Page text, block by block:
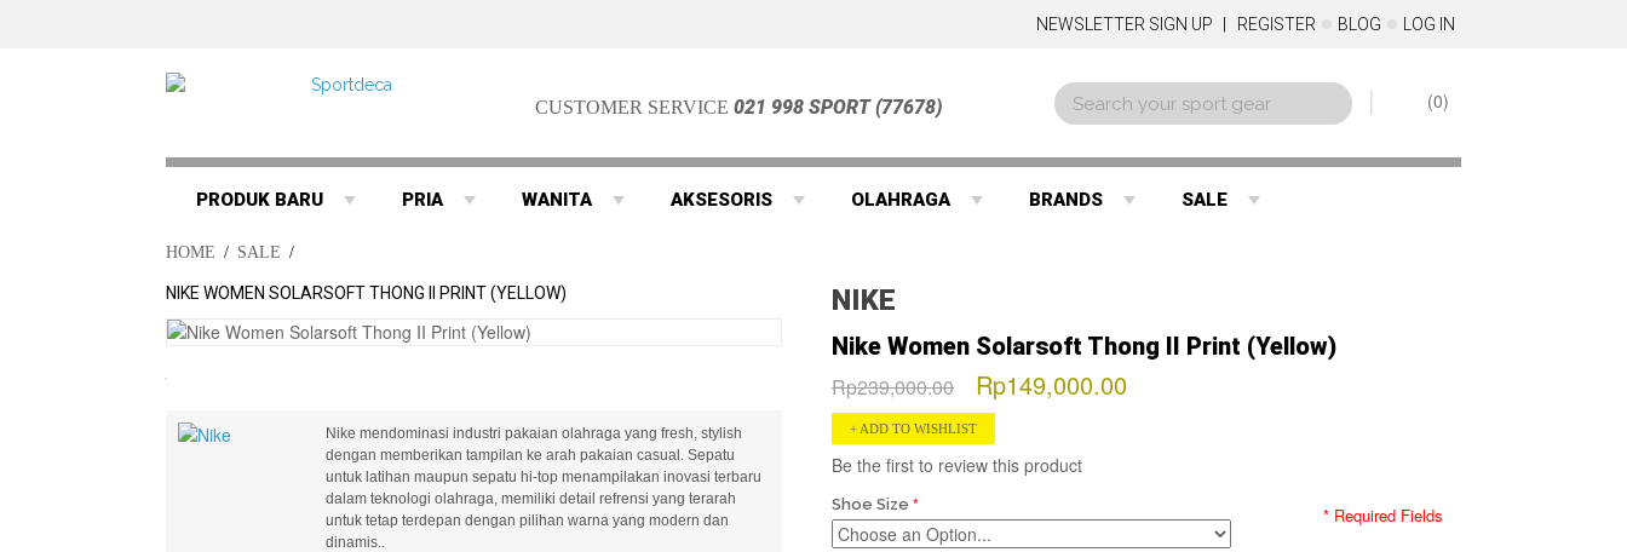
NEWSLETTER SIGN UP REGISTER BLOG LOG IN
CUSTOMER SERVICE021 998 SPORT (77678) 0
PRODUK BARU PRIA WANITA AKSESORIS OLAHRAGA BRANDS SALE
HOME / SALE /
NIKE WOMEN SOLARSOFT THONG II PRINT (YELLOW)
Nike mendominasi industri pakaian olahraga yang fresh, stylish
dengan memberikan tampilan ke arah pakaian casual. Sepatu
untuk latihan maupun sepatu hi-top menampilakan inovasi terbaru
dalam teknologi olahraga, memiliki detail refrensi yang terarah
untuk tetap terdepan dengan pilihan warna yang modern dan
dinamis..
NIKE
Nike Women Solarsoft Thong II Print (Yellow)
Rp239,000.00 Rp149,000.00
ADD TO WISHLIST
Be the first to review this product
Shoe Size * Required Fields